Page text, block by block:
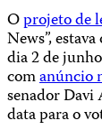
Oprojeto de
News”,
dia 2 de
comanúncio
senador Davi
data para o